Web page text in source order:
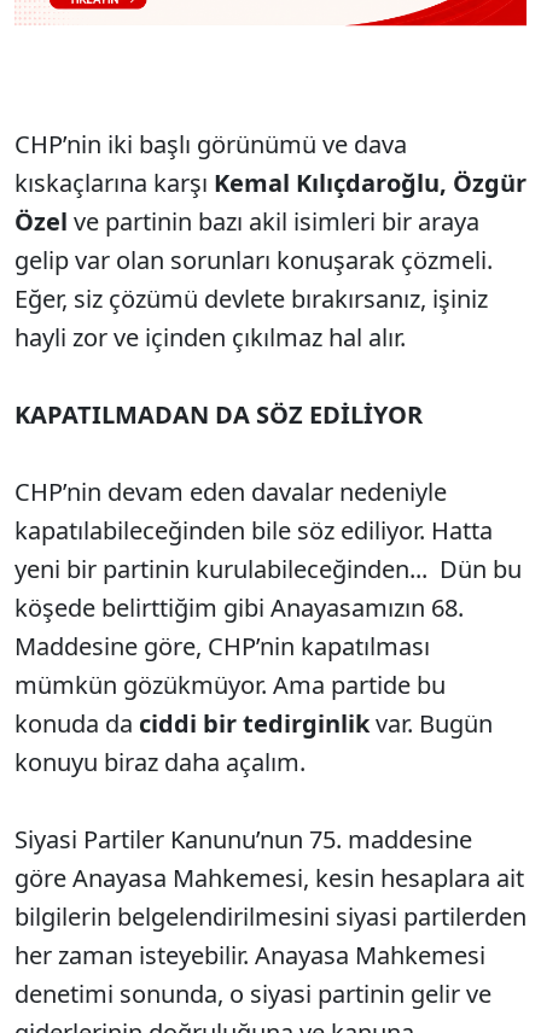
CHP’nin iki başlı görünümü ve dava
kıskaçlarına karşı Kemal Kılıçdaroğlu, Özgür
Özel ve partinin bazı akil isimleri bir araya
gelip var olan sorunları konuşarak çözmeli.
Eğer, siz çözümü devlete bırakırsanız, işiniz
hayli zor ve içinden çıkılmaz hal alır.
KAPATILMADAN DA SÖZ EDİLİYOR
CHP’nin devam eden davalar nedeniyle
kapatılabileceğinden bile söz ediliyor. Hatta
yeni bir partinin kurulabileceğinden... Dün bu
köşede belirttiğim gibi Anayasamızın 68.
Maddesine göre, CHP’nin kapatılması
mümkün gözükmüyor. Ama partide bu
konuda da ciddi bir tedirginlikvar. Bugün
konuyu biraz daha açalım.
Siyasi Partiler Kanunu’nun 75. maddesine
göre Anayasa Mahkemesi, kesin hesaplara ait
bilgilerin belgelendirilmesini siyasi partilerden
her zaman isteyebilir. Anayasa Mahkemesi
denetimi sonunda, o siyasi partinin gelir ve